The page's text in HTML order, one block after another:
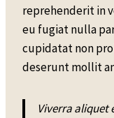
reprehenderit in
eu fugiat nulla
cupidatat non
deserunt mollit
Viverra aliquet